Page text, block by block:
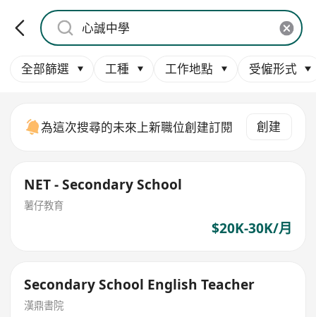
全部篩選 工種 工作地點 受僱形式
為這次搜尋的未來上新職位創建訂閱 創建
NET - Secondary School
薯仔教育
$20K-30K/月
Secondary School English Teacher
漢鼎書院